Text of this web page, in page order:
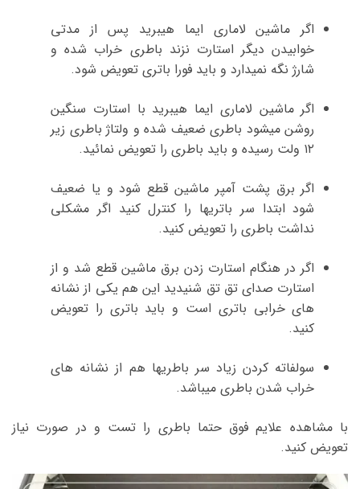
اگر ماشین لاماری ایما هیبرید پس از مدتی
خوابیدن دیگر استارت نزند باطری خراب شده و
شارژ نگه نمیدارد و باید فورا باتری تعویض شود.
اگر ماشین لاماری ایما هیبرید با استارت سنگین
روشن میشود باطری ضعیف شده و ولتاژ باطری زیر
۱۲ ولت رسیده و باید باطری را تعویض نمائید.
اگر برق پشت آمپر ماشین قطع شود و یا ضعیف
شود ابتدا سر باتریها را کنترل کنید اگر مشکلی
نداشت باطری را تعویض کنید.
اگر در هنگام استارت زدن برق ماشین قطع شد و از
استارت صدای تق تق شنیدید این هم یکی از نشانه
های خرابی باتری است و باید باتری را تعویض
کنید.
سولفاته کردن زیاد سر باطریها هم از نشانه های
خراب شدن باطری میباشد.
با مشاهده علایم فوق حتما باطری را تست و در صورت نیاز
تعویض کنید.